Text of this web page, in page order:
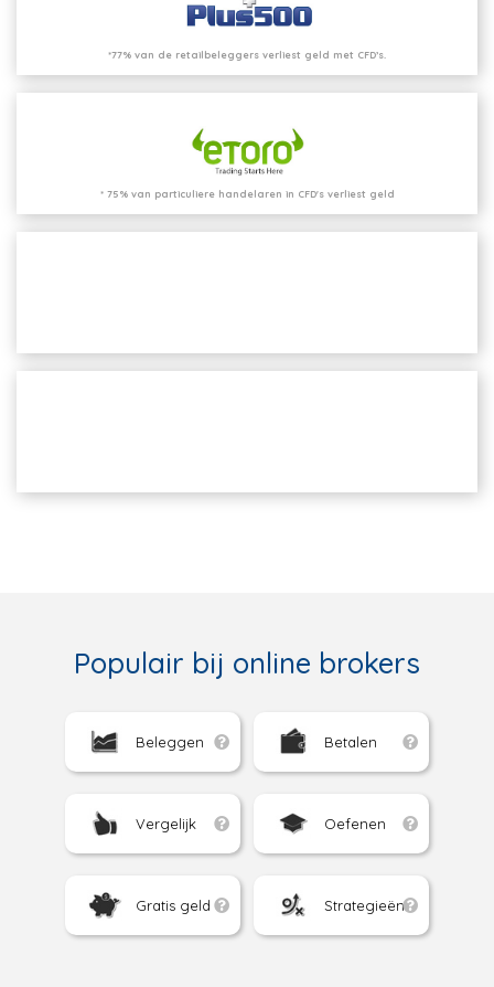
*77% van de retailbeleggers verliest geld met CFD’s.
* 75% van particuliere handelaren in CFD's verliest geld
Populair bij online brokers
Beleggen Betalen
Vergelijk Oefenen
Gratis geld Strategieën